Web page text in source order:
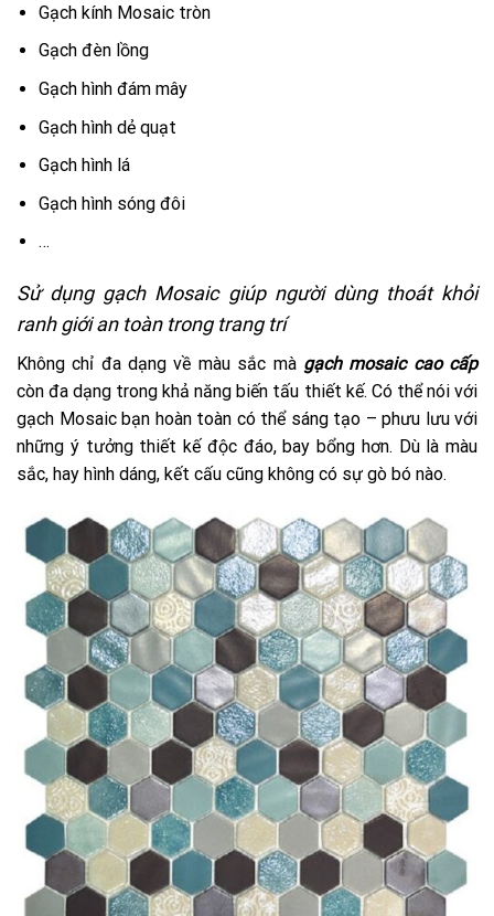
Gạch kính Mosaic tròn
Gạch đèn lồng
Gạch hình đám mây
Gạch hình dẻ quạt
Gạch hình lá
Gạch hình sóng đôi
…
Sử dụng gạch Mosaic giúp người dùng thoát khỏi
ranh giới an toàn trong trang trí
Không chỉ đa dạng về màu sắc mà gạch mosaic cao cấp
còn đa dạng trong khả năng biến tấu thiết kế. Có thể nói với
gạch Mosaic bạn hoàn toàn có thể sáng tạo – phưu lưu với
những ý tưởng thiết kế độc đáo, bay bổng hơn. Dù là màu
sắc, hay hình dáng, kết cấu cũng không có sự gò bó nào.